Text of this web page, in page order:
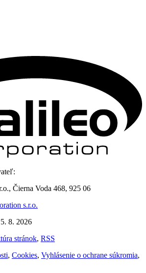
Čierna Voda 468, 925 06
s.r.o.
8. 2026
stránok, RSS
, Cookies, Vyhlásenie o ochrane súkromia,